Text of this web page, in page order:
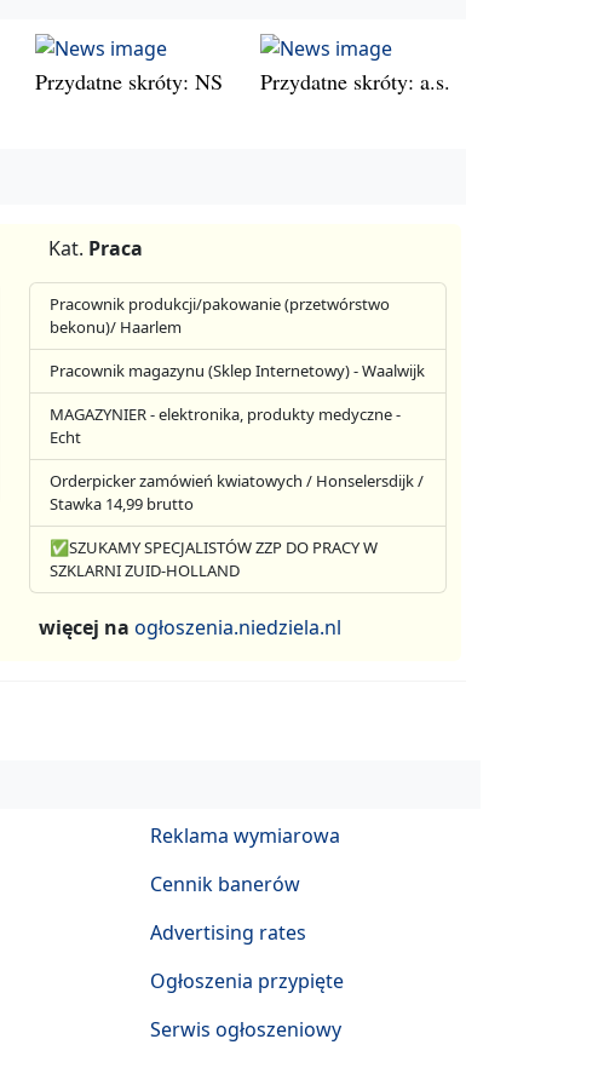
Przydatne skróty: NS Przydatne skróty: a.s.
Kat. Praca
Pracownik produkcji/pakowanie (przetwórstwo
bekonu)/ Haarlem
Pracownik magazynu (Sklep Internetowy) - Waalwijk
MAGAZYNIER - elektronika, produkty medyczne -
Echt
Orderpicker zamówień kwiatowych / Honselersdijk /
Stawka 14,99 brutto
✅SZUKAMY SPECJALISTÓW ZZP DO PRACY W
SZKLARNI ZUID-HOLLAND
więcej na ogłoszenia.niedziela.nl
Reklama wymiarowa
Cennik banerów
Advertising rates
Ogłoszenia przypięte
Serwis ogłoszeniowy